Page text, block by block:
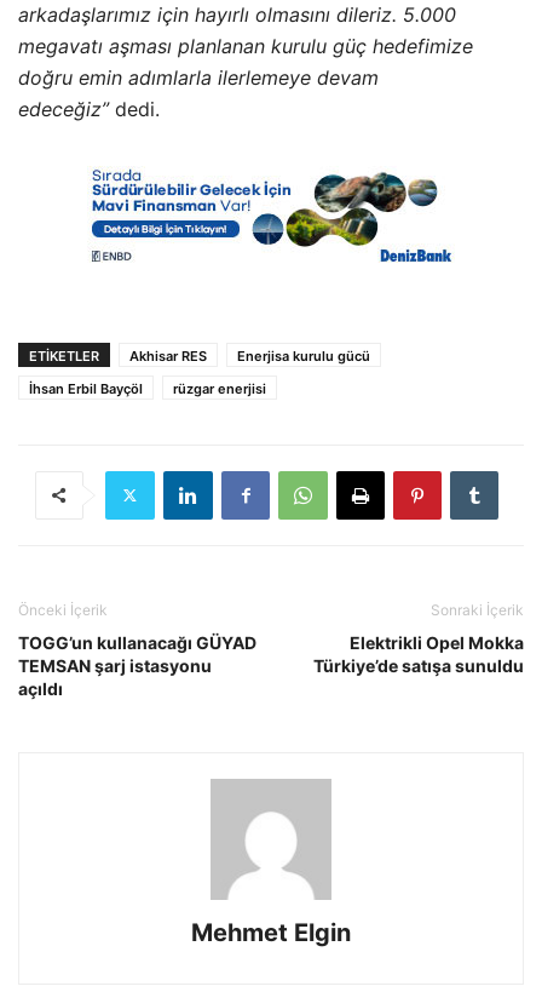
arkadaşlarımız için hayırlı olmasını dileriz. 5.000
megavatı aşması planlanan kurulu güç hedefimize
doğru emin adımlarla ilerlemeye devam
edeceğiz”dedi.
ETIKETLER Akhisar RES
Enerjisa kurulu gücü
İhsan Erbil Bayçöl
rüzgar enerjisi
Önceki İçerik
TOGG’un kullanacağı GÜYAD
TEMSAN şarj istasyonu
açıldı
Sonraki İçerik
Elektrikli Opel Mokka
Türkiye’de satışa sunuldu
Mehmet Elgin